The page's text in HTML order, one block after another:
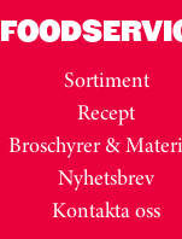
Sortiment
Recept
Broschyrer &
Nyhetsbrev
Kontakta oss